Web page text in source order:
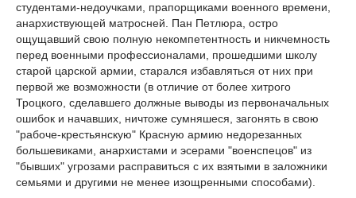
студентами-недоучками, прапорщиками военного времени,
анархиствующей матросней. Пан Петлюра, остро
ощущавший свою полную некомпетентность и никчемность
перед военными профессионалами, прошедшими школу
старой царской армии, старался избавляться от них при
первой же возможности (в отличие от более хитрого
Троцкого, сделавшего должные выводы из первоначальных
ошибок и начавших, ничтоже сумняшеся, загонять в свою
"рабоче-крестьянскую" Красную армию недорезанных
большевиками, анархистами и эсерами "военспецов" из
"бывших" угрозами расправиться с их взятыми в заложники
семьями и другими не менее изощренными способами).